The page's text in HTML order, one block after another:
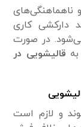
دارکشی کاری
در صورت
قالیشویی در
و لازم است